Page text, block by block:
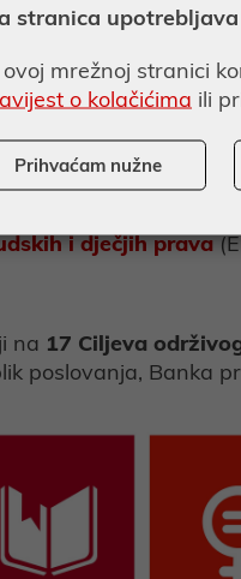
i usluga
nediskriminacije
i nediskriminacije
i dječjih prava
i dječjih prava
na 17 Ciljeva
poslovanja, Banka
stranica
mrežnoj stranici
o kolačićima ili
Prihvaćam nužne